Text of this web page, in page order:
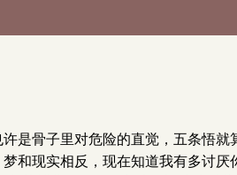
是骨子里对危险的直觉，五条悟
和现实相反，现在知道我有多讨